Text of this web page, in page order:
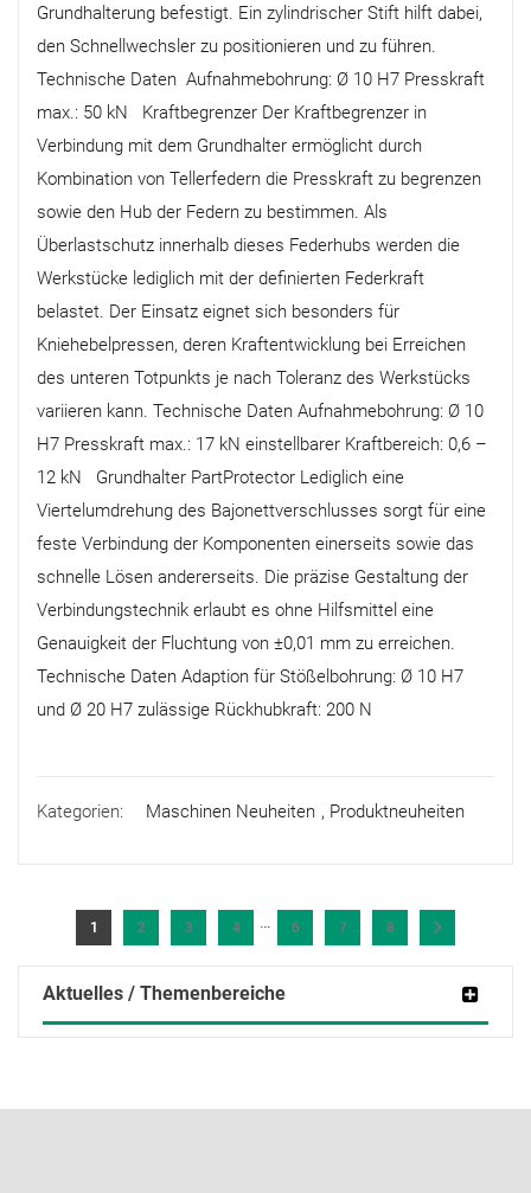
Grundhalterung befestigt. Ein zylindrischer Stift hilft dabei,
den Schnellwechsler zu positionieren und zu führen.
Technische Daten Aufnahmebohrung: Ø 10 H7 Presskraft
max.: 50 kN Kraftbegrenzer Der Kraftbegrenzer in
Verbindung mit dem Grundhalter ermöglicht durch
Kombination von Tellerfedern die Presskraft zu begrenzen
sowie den Hub der Federn zu bestimmen. Als
Überlastschutz innerhalb dieses Federhubs werden die
Werkstücke lediglich mit der definierten Federkraft
belastet. Der Einsatz eignet sich besonders für
Kniehebelpressen, deren Kraftentwicklung bei Erreichen
des unteren Totpunkts je nach Toleranz des Werkstücks
variieren kann. Technische Daten Aufnahmebohrung: Ø 10
H7 Presskraft max.: 17 kN einstellbarer Kraftbereich: 0,6 –
12 kN Grundhalter PartProtector Lediglich eine
Viertelumdrehung des Bajonettverschlusses sorgt für eine
feste Verbindung der Komponenten einerseits sowie das
schnelle Lösen andererseits. Die präzise Gestaltung der
Verbindungstechnik erlaubt es ohne Hilfsmittel eine
Genauigkeit der Fluchtung von ±0,01 mm zu erreichen.
Technische Daten Adaption für Stößelbohrung: Ø 10 H7
und Ø 20 H7 zulässige Rückhubkraft: 200 N
Kategorien: Maschinen Neuheiten , Produktneuheiten
1 2 3 4 … 6 7 8
Aktuelles / Themenbereiche